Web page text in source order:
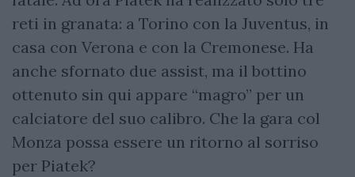
reti in granata: a Torino con la Juventus, in
casa con Verona e con la Cremonese. Ha
anche sfornato due assist, ma il bottino
ottenuto sin qui appare “magro” per un
calciatore del suo calibro. Che la gara col
Monza possa essere un ritorno al sorriso
per Piatek?